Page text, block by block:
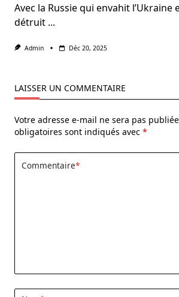
Avec la Russie qui envahit l’Ukraine
détruit ...
Admin Déc 20, 2025
LAISSER UN COMMENTAIRE
Votre adresse e-mail ne sera pas
obligatoires sont indiqués avec *
Commentaire*